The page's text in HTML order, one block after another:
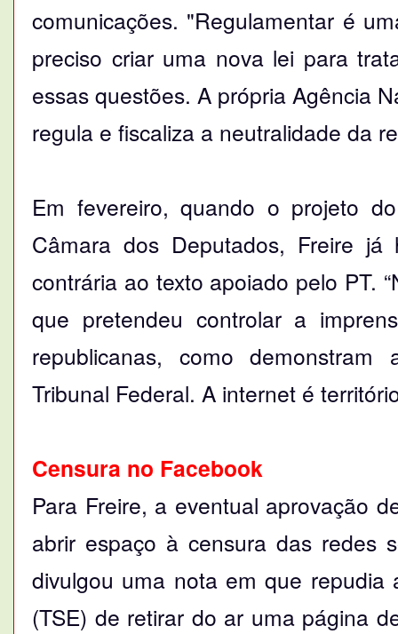
comunicações. "Regulamentar é
preciso criar uma nova lei para
essas questões. A própria Agência
regula e fiscaliza a neutralidade da
Em fevereiro, quando o projeto
Câmara dos Deputados, Freire
contrária ao texto apoiado pelo PT.
que pretendeu controlar a
republicanas, como
Tribunal Federal. A internet é
Censura no Facebook
Para Freire, a eventual aprovação
abrir espaço à censura das redes
divulgou uma nota em que repudia
(TSE) de retirar do ar uma página